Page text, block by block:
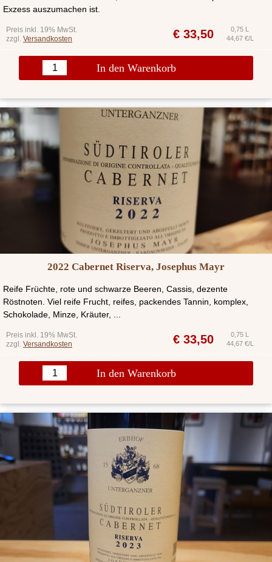
Exzess auszumachen ist.
Preis inkl. 19% MwSt.
zzgl. Versandkosten € 33,50
0,75 L
44,67 €/L
In den Warenkorb
2022 Cabernet Riserva, Josephus Mayr
Reife Früchte, rote und schwarze Beeren, Cassis, dezente
Röstnoten. Viel reife Frucht, reifes, packendes Tannin, komplex,
Schokolade, Minze, Kräuter, ...
Preis inkl. 19% MwSt.
zzgl. Versandkosten € 33,50
0,75 L
44,67 €/L
In den Warenkorb